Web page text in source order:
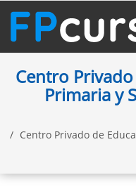
Centro
Primaria y
Centro Privado de